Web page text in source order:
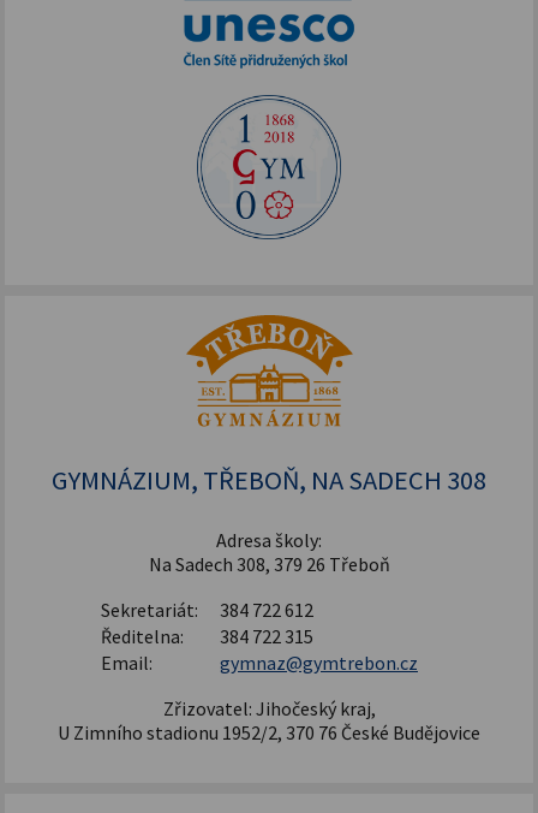
GYMNÁZIUM, TŘEBOŇ, NA SADECH 308
Adresa školy:
Na Sadech 308, 379 26 Třeboň
Sekretariát:
384 722 612
Ředitelna:
384 722 315
Email:
gymnaz@gymtrebon.cz
Zřizovatel: Jihočeský kraj,
U Zimního stadionu 1952/2, 370 76 České Budějovice